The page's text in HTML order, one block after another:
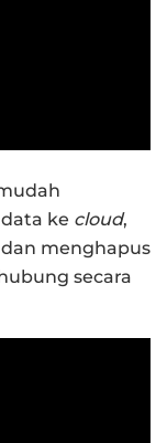
ke cloud,
menghapus
secara